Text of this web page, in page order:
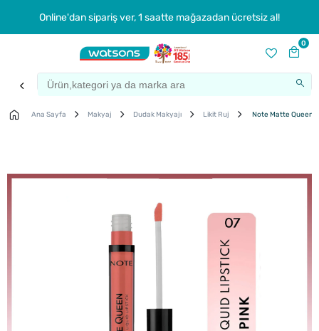
Online'dan sipariş ver, 1 saatte mağazadan ücretsiz al!
0
Ana Sayfa Makyaj Dudak Makyajı Likit Ruj Note Matte Queen